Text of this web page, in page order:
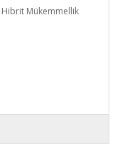
Mükemmellik